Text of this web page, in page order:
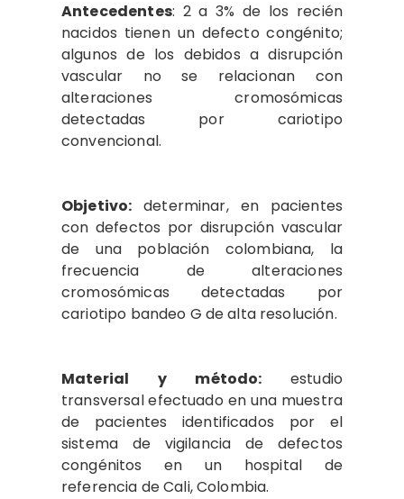
Antecedentes: 2 a 3% de los recién
nacidos tienen un defecto congénito;
algunos de los debidos a disrupción
vascular no se relacionan con
alteraciones cromosómicas
detectadas por cariotipo
convencional.
Objetivo: determinar, en pacientes
con defectos por disrupción vascular
de una población colombiana, la
frecuencia de alteraciones
cromosómicas detectadas por
cariotipo bandeo G de alta resolución.
Material y método: estudio
transversal efectuado en una muestra
de pacientes identificados por el
sistema de vigilancia de defectos
congénitos en un hospital de
referencia de Cali, Colombia.